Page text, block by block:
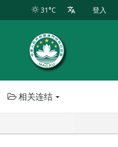
31°C 登入
相关连结